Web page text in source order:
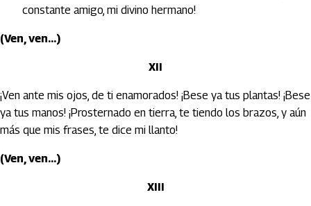
constante amigo, mi divino hermano!
(Ven, ven...)
XII
¡Ven ante mis ojos, de ti enamorados! ¡Bese ya tus plantas! ¡Bese
ya tus manos! ¡Prosternado en tierra, te tiendo los brazos, y aún
más que mis frases, te dice mi llanto!
(Ven, ven...)
XIII